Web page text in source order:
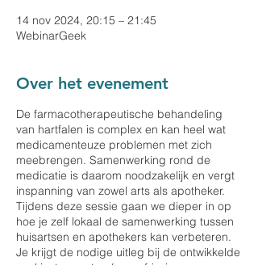
14 nov 2024, 20:15 – 21:45
WebinarGeek
Over het evenement
De farmacotherapeutische behandeling
van hartfalen is complex en kan heel wat
medicamenteuze problemen met zich
meebrengen. Samenwerking rond de
medicatie is daarom noodzakelijk en vergt
inspanning van zowel arts als apotheker.
Tijdens deze sessie gaan we dieper in op
hoe je zelf lokaal de samenwerking tussen
huisartsen en apothekers kan verbeteren.
Je krijgt de nodige uitleg bij de ontwikkelde
werkinstrumenten (oa opfrissing